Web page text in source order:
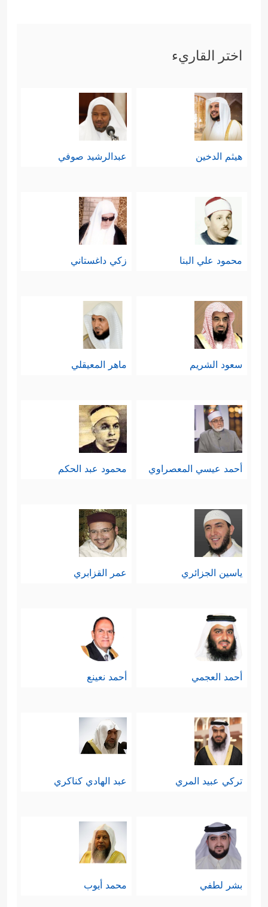
اختر القاريء
هيثم الدخين عبدالرشيد صوفي
محمود علي البنا زكي داغستاني
سعود الشريم ماهر المعيقلي
أحمد عيسي المعصراوي محمود عبد الحكم
ياسين الجزائري عمر القزابري
أحمد العجمي أحمد نعينع
تركي عبيد المري عبد الهادي كناكري
بشر لطفي محمد أيوب